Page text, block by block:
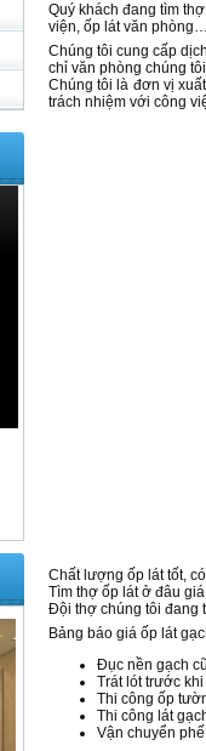
Quý khách đang tìm
viện, ốp lát văn
Chúng tôi cung cấp
chỉ văn phòng chúng
Chúng tôi là đơn vị
trách nhiệm với công
Chất lượng ốp lát tốt,
Tìm thợ ốp lát ở đâu giá
Đội thợ chúng tôi đang
Bảng báo giá ốp lát
Đục nền gạch
Trát lót trước
Thi công ốp
Thi công lát
Vận chuyển